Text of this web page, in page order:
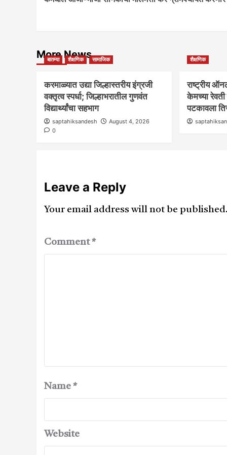
Navigation
More News
बातम्या शैक्षणिक सामाजिक
करमाळ्यात उद्या जिल्हास्तरीय इंग्रजी
वक्तृत्व स्पर्धा; जिल्हाभरातील गुणवंत
विद्यार्थ्यांचा सहभाग
saptahiksandesh
August 4, 2026
0
शैक्षणिक
राष्ट्रीय
केमच्या
पटकावला
Leave a Reply
Your email address will not be published.
Comment*
Name *
Website
मधील नागरिकांच्या आरोग्याशी खेळ सुरू